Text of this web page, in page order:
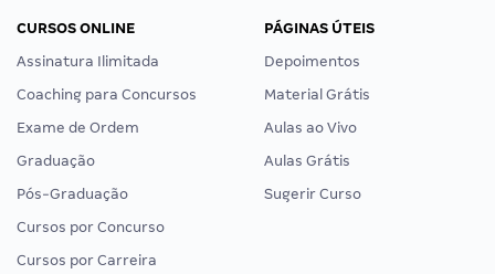
CURSOS ONLINE
Assinatura Ilimitada
Coaching para Concursos
Exame de Ordem
Graduação
Pós-Graduação
Cursos por Concurso
Cursos por Carreira
PÁGINAS ÚTEIS
Depoimentos
Material Grátis
Aulas ao Vivo
Aulas Grátis
Sugerir Curso